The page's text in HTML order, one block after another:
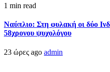
1 min read
Ναύπλιο: Στη φυλακή οι δύο
58χρονου ψυχολόγου
23 ώρες ago admin